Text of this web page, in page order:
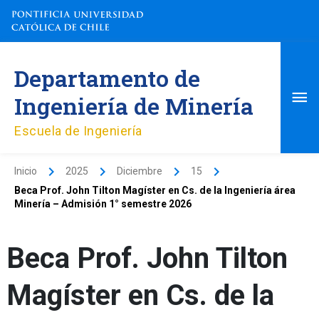
contenido
Departamento de
Ingeniería de Minería
Escuela de Ingeniería
Inicio 2025 Diciembre
15
Beca Prof. John Tilton Magíster en Cs. de la Ingeniería área
Minería – Admisión 1° semestre 2026
Beca Prof. John Tilton
Magíster en Cs. de la